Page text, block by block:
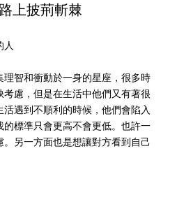
上披荊斬棘
智和衝動於一身的星座，很多時
慮，但是在生活中他們又有著很
遇到不順利的時候，他們會陷入
的標準只會更高不會更低。也許一
另一方面也是想讓對方看到自己